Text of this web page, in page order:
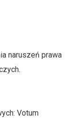
naruszeń prawa
Votum